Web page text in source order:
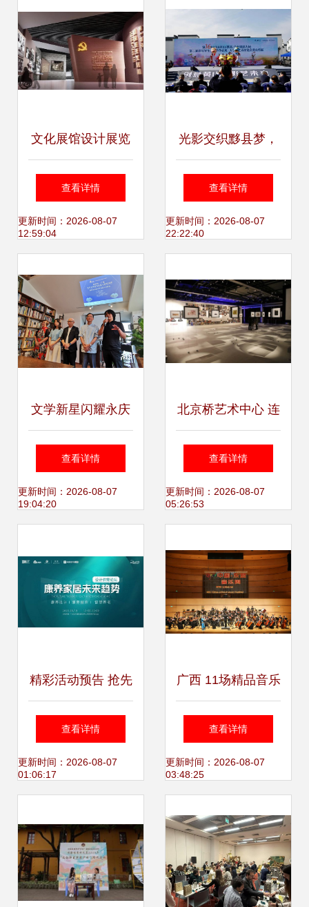
文化展馆设计展览
并不同于商业商品
陈列,它是对展品自
查看详情
更新时间：2026-08-07
12:59:04
光影交织黟县梦，
镜头定格乡村魂
——第十六届中国
大展侧记
查看详情
更新时间：2026-08-07
22:22:40
文学新星闪耀永庆
坊 \
查看详情
更新时间：2026-08-07
19:04:20
北京桥艺术中心 连
接文化商业，共创
共赢新篇章
查看详情
更新时间：2026-08-07
05:26:53
精彩活动预告 抢先
看亮点活动,2023
东莞国际设计周邀
查看详情
更新时间：2026-08-07
01:06:17
广西 11场精品音乐
会带来艺术交流盛
宴
查看详情
更新时间：2026-08-07
03:48:25